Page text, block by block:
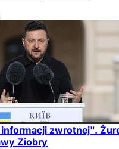
zwrotnej".
Ziobry